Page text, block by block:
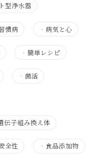
型浄水器
慣病 ・病気と心
・ 簡単レシピ
・菌活
伝子組み換え体
全性 ・ 食品添加物